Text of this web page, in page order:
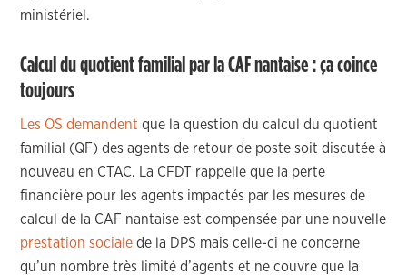
ministériel.
Calcul du quotient familial par la CAF nantaise : ça coince
toujours
Les OS demandent que la question du calcul du quotient
familial (QF) des agents de retour de poste soit discutée à
nouveau en CTAC. La CFDT rappelle que la perte
financière pour les agents impactés par les mesures de
calcul de la CAF nantaise est compensée par une nouvelle
prestation sociale de la DPS mais celle-ci ne concerne
qu’un nombre très limité d’agents et ne couvre que la